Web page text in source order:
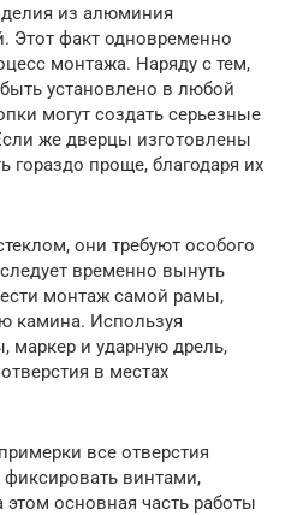
из алюминия
Этот факт одновременно
монтажа. Наряду с тем,
установлено в любой
могут создать серьезные
же дверцы изготовлены
гораздо проще, благодаря их
они требуют особого
временно вынуть
монтаж самой рамы,
камина. Используя
маркер и ударную дрель,
в местах
все отверстия
винтами,
основная часть работы